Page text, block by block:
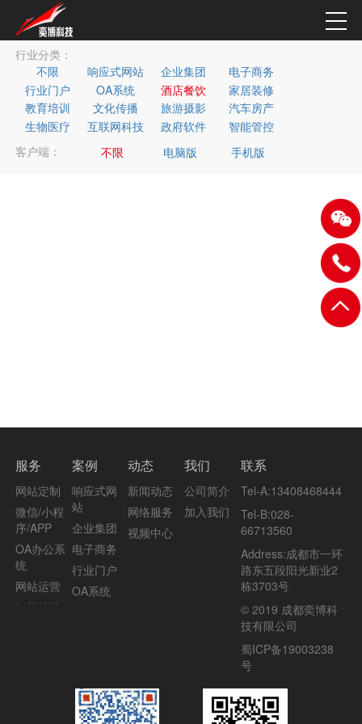
行业分类：
不限
响应式网站 企业集团
电子商务
行业门户
OA系统 酒店餐饮
家居装修
教育培训
文化传播 旅游摄影
汽车房产
生物医疗
互联网科技 政府软件
智能管控
客户端：
不限 电脑版 手机版
服务
网站定制
微信/小程
序/APP
OA办公系
统
网站运营
智能管控
案例
响应式网
站
企业集团
电子商务
行业门户
OA系统
旅游摄影
汽车房产
动态
新闻动态
网络服务
视频中心
我们
公司简介
加入我们
联系
Tel-A:13408468444
Tel-B:028-
66713560
Address:成都市一环
路东五段阳光新业2
栋3703号
© 2019 成都奕博科
技有限公司
蜀ICP备19003238
号